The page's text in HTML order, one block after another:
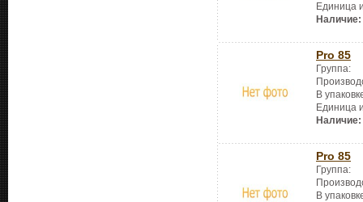
Единица
Наличие:
Pro 85
Группа:
В
Единица
Наличие:
Pro 85
Группа:
В